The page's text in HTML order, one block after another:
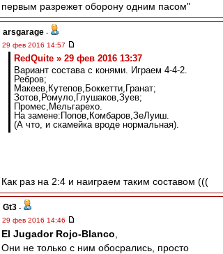
первым разрежет оборону одним пасом"
arsgarage -
29 фев 2016 14:57
RedQuite » 29 фев 2016 13:37
Вариант состава с конями. Играем 4-4-2.
Ребров;
Макеев,Кутепов,Боккетти,Гранат;
Зотов,Ромуло,Глушаков,Зуев;
Промес,Мельгарехо.
На замене:Попов,Комбаров,ЗеЛуиш.
(А что, и скамейка вроде нормальная).
Как раз на 2:4 и наиграем таким составом (((
Gt3 -
29 фев 2016 14:46
El Jugador Rojo-Blanco
Они не только с ним обосрались, просто